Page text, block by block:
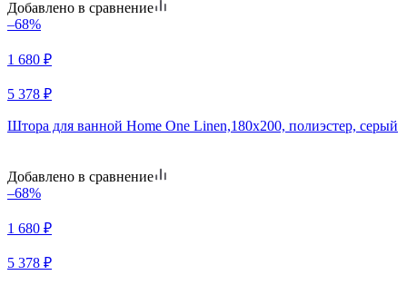
Добавлено в сравнение
–68%
1 680 ₽
5 378 ₽
Штора для ванной Home One Linen,180х200, полиэстер, серый
Добавлено в сравнение
–68%
1 680 ₽
5 378 ₽